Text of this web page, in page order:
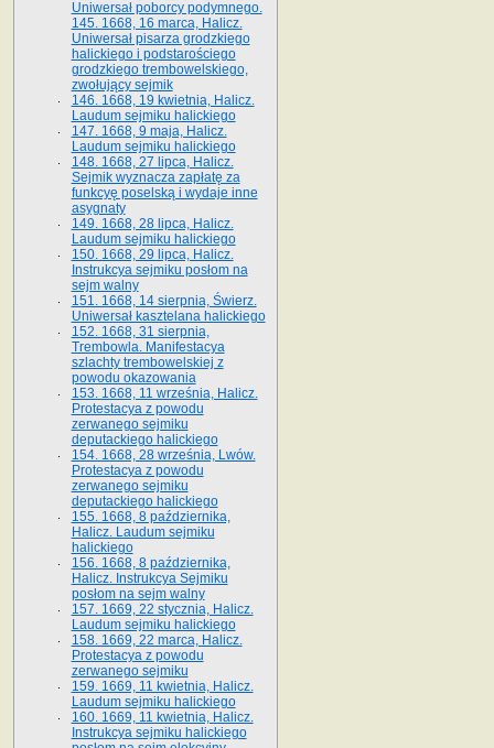
Uniwersał poborcy podymnego.
145. 1668, 16 marca, Halicz.
Uniwersał pisarza grodzkiego
halickiego i podstarościego
grodzkiego trembowelskiego,
zwołujący sejmik
146. 1668, 19 kwietnia, Halicz.
Laudum sejmiku halickiego
147. 1668, 9 maja, Halicz.
Laudum sejmiku halickiego
148. 1668, 27 lipca, Halicz.
Sejmik wyznacza zapłatę za
funkcyę poselską i wydaje inne
asygnaty
149. 1668, 28 lipca, Halicz.
Laudum sejmiku halickiego
150. 1668, 29 lipca, Halicz.
Instrukcya sejmiku posłom na
sejm walny
151. 1668, 14 sierpnia, Świerz.
Uniwersał kasztelana halickiego
152. 1668, 31 sierpnia,
Trembowla. Manifestacya
szlachty trembowelskiej z
powodu okazowania
153. 1668, 11 września, Halicz.
Protestacya z powodu
zerwanego sejmiku
deputackiego halickiego
154. 1668, 28 września, Lwów.
Protestacya z powodu
zerwanego sejmiku
deputackiego halickiego
155. 1668, 8 października,
Halicz. Laudum sejmiku
halickiego
156. 1668, 8 października,
Halicz. Instrukcya Sejmiku
posłom na sejm walny
157. 1669, 22 stycznia, Halicz.
Laudum sejmiku halickiego
158. 1669, 22 marca, Halicz.
Protestacya z powodu
zerwanego sejmiku
159. 1669, 11 kwietnia, Halicz.
Laudum sejmiku halickiego
160. 1669, 11 kwietnia, Halicz.
Instrukcya sejmiku halickiego